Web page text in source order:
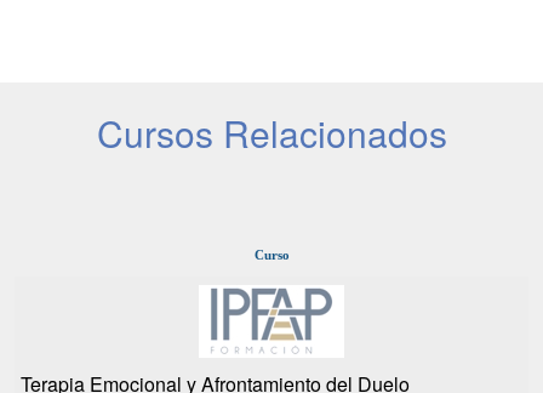
Cursos Relacionados
Curso
Terapia Emocional y Afrontamiento del Duelo